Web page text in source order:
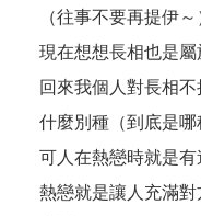
（往事不要再提伊
現在想想長相也是
回來我個人對長相
什麼別種（到底是哪
可人在熱戀時就是有
熱戀就是讓人充滿